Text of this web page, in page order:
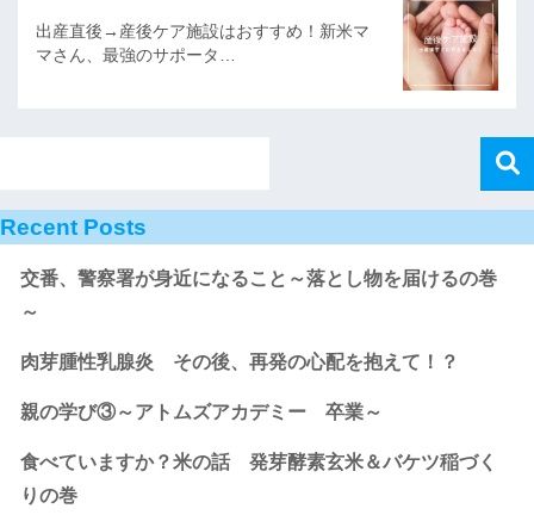
出産直後→産後ケア施設はおすすめ！新米マ
マさん、最強のサポータ…
Recent Posts
交番、警察署が身近になること～落とし物を届けるの巻
～
肉芽腫性乳腺炎 その後、再発の心配を抱えて！？
親の学び③～アトムズアカデミー 卒業～
食べていますか？米の話 発芽酵素玄米＆バケツ稲づく
りの巻